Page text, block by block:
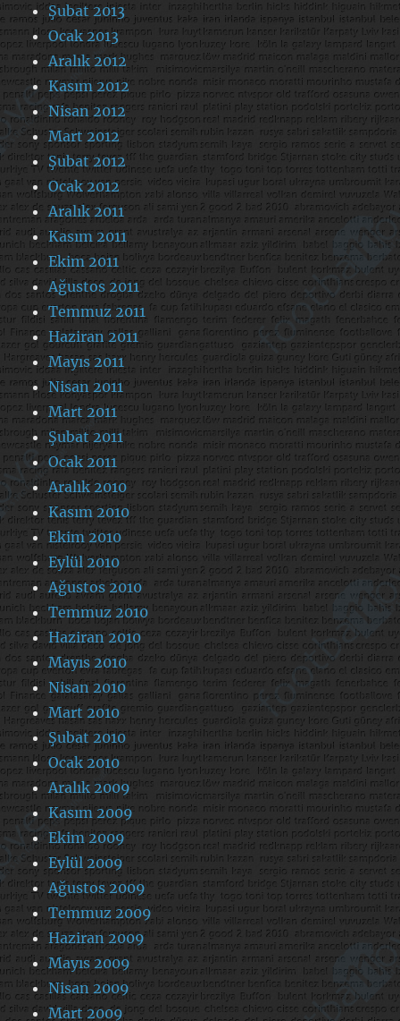
Şubat 2013
Ocak 2013
Aralık 2012
Kasım 2012
Nisan 2012
Mart 2012
Şubat 2012
Ocak 2012
Aralık 2011
Kasım 2011
Ekim 2011
Ağustos 2011
Temmuz 2011
Haziran 2011
Mayıs 2011
Nisan 2011
Mart 2011
Şubat 2011
Ocak 2011
Aralık 2010
Kasım 2010
Ekim 2010
Eylül 2010
Ağustos 2010
Temmuz 2010
Haziran 2010
Mayıs 2010
Nisan 2010
Mart 2010
Şubat 2010
Ocak 2010
Aralık 2009
Kasım 2009
Ekim 2009
Eylül 2009
Ağustos 2009
Temmuz 2009
Haziran 2009
Mayıs 2009
Nisan 2009
Mart 2009